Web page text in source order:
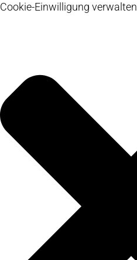
Cookie-Einwilligung verwalten